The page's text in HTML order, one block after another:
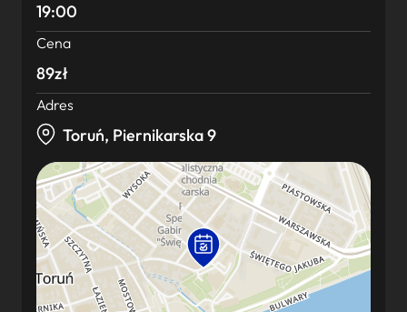
19:00
Cena
89zł
Adres
Toruń, Piernikarska 9